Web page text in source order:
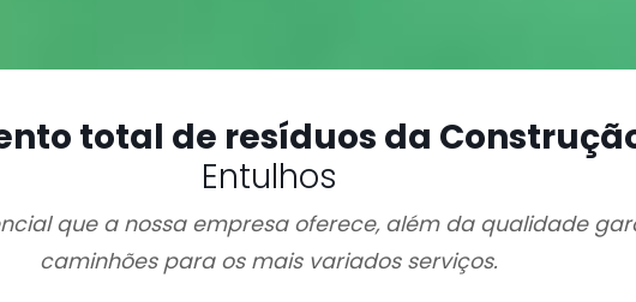
total de resíduos da
Entulhos
que a nossa empresa oferece, além da qualidade
caminhões para os mais variados serviços.